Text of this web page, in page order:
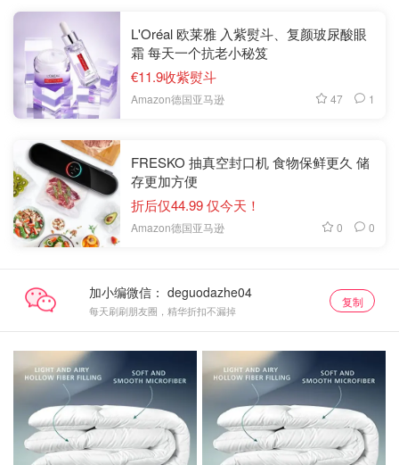
L'Oréal 欧莱雅 入紫熨斗、复颜玻尿酸眼
霜 每天一个抗老小秘笈
€11.9收紫熨斗
Amazon德国亚马逊 47 1
FRESKO 抽真空封口机 食物保鲜更久 储
存更加方便
折后仅44.99 仅今天！
Amazon德国亚马逊 0 0
加小编微信：
每天刷刷朋友圈，精华折扣不漏掉
复制